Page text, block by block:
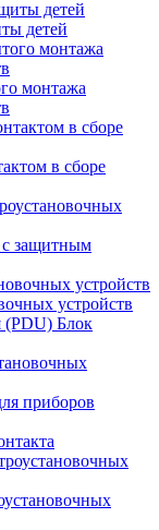
детей
монтажа
в сборе
с защитным
устройств
Блок
приборов